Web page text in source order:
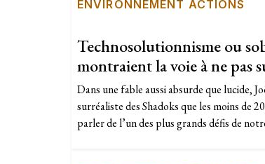
ENVIRONNEMENT ACTIONS
Technosolutionnisme ou
montraient la voie à ne pas
Dans une fable aussi absurde que lucide,
surréaliste des Shadoks que les moins de
parler de l’un des plus grands défis de